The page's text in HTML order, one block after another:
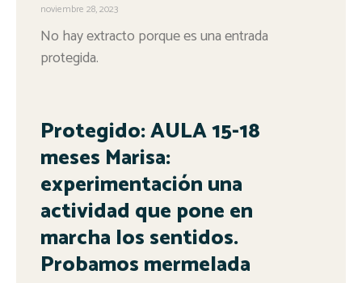
noviembre 28, 2023
No hay extracto porque es una entrada
protegida.
Protegido: AULA 15-18
meses Marisa:
experimentación una
actividad que pone en
marcha los sentidos.
Probamos mermelada